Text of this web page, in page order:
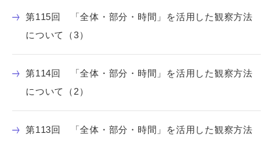
第115回 「全体・部分・時間」を活用した観察方法
について（3）
第114回 「全体・部分・時間」を活用した観察方法
について（2）
第113回 「全体・部分・時間」を活用した観察方法